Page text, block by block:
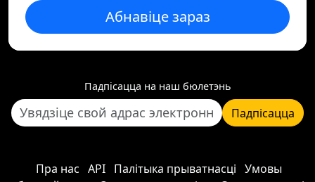
Абнавіце зараз
Падпісацца на наш бюлетэнь
Падпісацца
Пра нас API Палітыка прыватнасці Умовы